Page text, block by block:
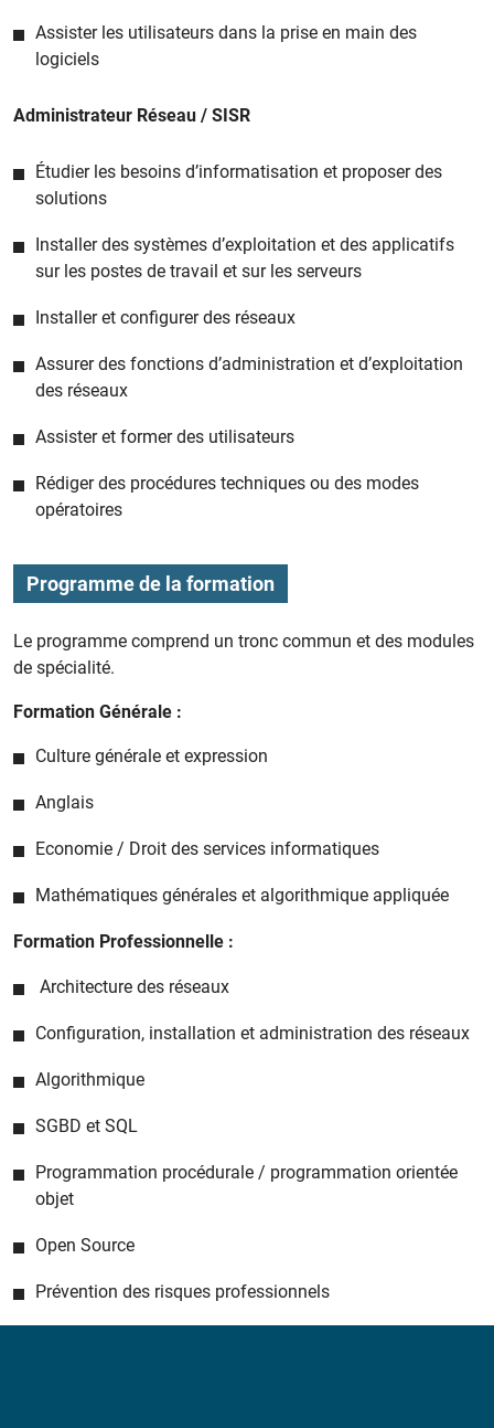
Assister les utilisateurs dans la prise en main des
logiciels
Administrateur Réseau / SISR
Étudier les besoins d’informatisation et proposer des
solutions
Installer des systèmes d’exploitation et des applicatifs
sur les postes de travail et sur les serveurs
Installer et configurer des réseaux
Assurer des fonctions d’administration et d’exploitation
des réseaux
Assister et former des utilisateurs
Rédiger des procédures techniques ou des modes
opératoires
Programme de la formation
Le programme comprend un tronc commun et des modules
de spécialité.
Formation Générale :
Culture générale et expression
Anglais
Economie / Droit des services informatiques
Mathématiques générales et algorithmique appliquée
Formation Professionnelle :
Architecture des réseaux
Configuration, installation et administration des réseaux
Algorithmique
SGBD et SQL
Programmation procédurale / programmation orientée
objet
Open Source
Prévention des risques professionnels